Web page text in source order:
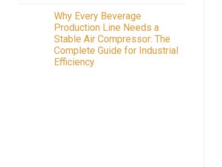
Complete
Guide
to
Air
Compressors
&
Systems
for
on
ABC
Compressors:
Why
FDI
Plants
Trust
Why Every Beverage
Production Line Needs a
Stable Air Compressor: The
Complete Guide for Industrial
Efficiency